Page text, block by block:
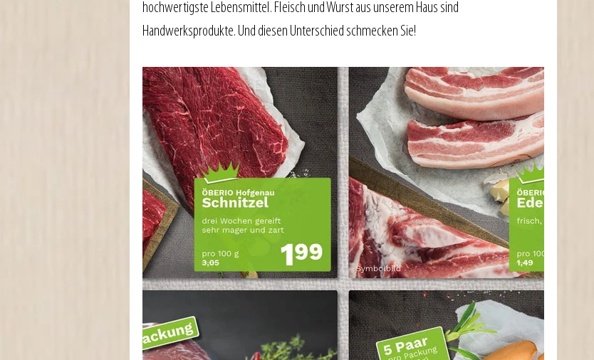
hochwertigste Lebensmittel. Fleisch und Wurst aus unserem Haus sind
Handwerksprodukte. Und diesen Unterschied schmecken Sie!